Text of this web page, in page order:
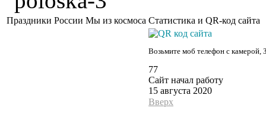
Праздники России Мы из космоса Статистика и QR-код сайта
Возьмите моб телефон с камерой,
77
Сайт начал работу
15 августа 2020
Вверх